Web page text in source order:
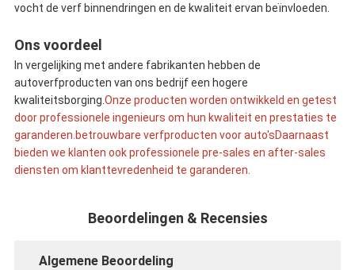
vocht de verf binnendringen en de kwaliteit ervan beïnvloeden.
Ons voordeel
In vergelijking met andere fabrikanten hebben de
autoverfproducten van ons bedrijf een hogere
kwaliteitsborging.Onze producten worden ontwikkeld en getest
door professionele ingenieurs om hun kwaliteit en prestaties te
garanderen.betrouwbare verfproducten voor auto'sDaarnaast
bieden we klanten ook professionele pre-sales en after-sales
diensten om klanttevredenheid te garanderen.
Beoordelingen & Recensies
Algemene Beoordeling